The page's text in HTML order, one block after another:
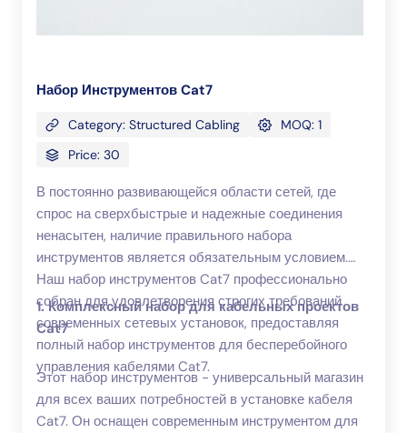
Набор Инструментов Cat7
Category: Structured Cabling
MOQ: 1
Price: 30
В постоянно развивающейся области сетей, где
спрос на сверхбыстрые и надежные соединения
ненасытен, наличие правильного набора
инструментов является обязательным условием.
Наш набор инструментов Cat7 профессионально
собран для удовлетворения строгих требований
современных сетевых установок, предоставляя
полный набор инструментов для бесперебойного
управления кабелями Cat7.
1. Комплексный набор для кабельных проектов
Cat7
Этот набор инструментов - универсальный магазин
для всех ваших потребностей в установке кабеля
Cat7. Он оснащен современным инструментом для